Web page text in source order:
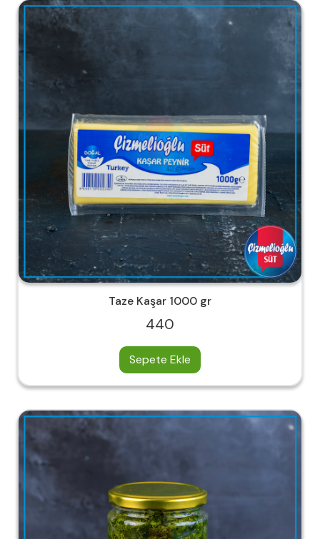
Taze Kaşar 1000 gr
440
Sepete Ekle